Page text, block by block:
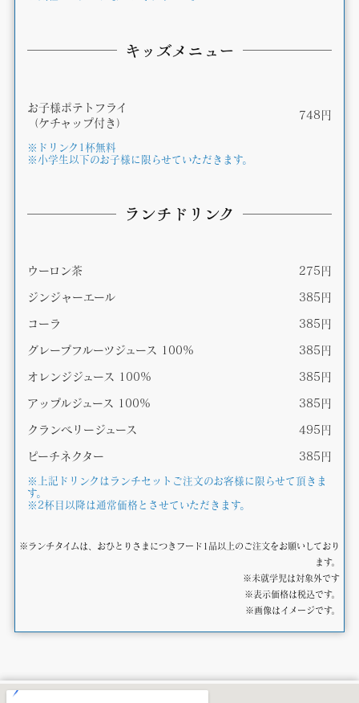
キッズメニュー
お子様ポテトフライ
（ケチャップ付き）
748円
※ドリンク1杯無料
※小学生以下のお子様に限らせていただきます。
ランチドリンク
ウーロン茶 275円
ジンジャーエール 385円
コーラ 385円
グレープフルーツジュース 100% 385円
オレンジジュース 100% 385円
アップルジュース 100% 385円
クランベリージュース 495円
ピーチネクター 385円
※上記ドリンクはランチセットご注文のお客様に限らせて頂きま
す。
※2杯目以降は通常価格とさせていただきます。
※ランチタイムは、おひとりさまにつきフード1品以上のご注文をお願いしており
ます。
※未就学児は対象外です
※表示価格は税込です。
※画像はイメージです。